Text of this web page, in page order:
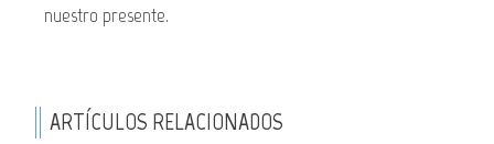
nuestro presente.
ARTÍCULOS RELACIONADOS